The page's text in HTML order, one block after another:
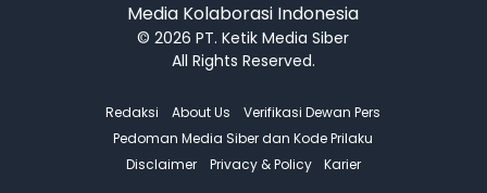
Media Kolaborasi Indonesia
© 2026 PT. Ketik Media Siber
All Rights Reserved.
Redaksi About Us
Verifikasi Dewan Pers
Pedoman Media Siber dan Kode Prilaku
Disclaimer
Privacy & Policy Karier